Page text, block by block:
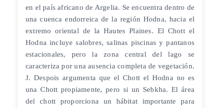
en el país africano de Argelia. Se encuentra dentro de
una cuenca endorreica de la región Hodna, hacia el
extremo oriental de la Hautes Plaines. El Chott el
Hodna incluye salobres, salinas piscinas y pantanos
estacionales, pero la zona central del lago se
caracteriza por una ausencia completa de vegetación.
J. Despois argumenta que el Chott el Hodna no es
una Chott propiamente, pero si un Sebkha. El área
del chott proporciona un hábitat importante para